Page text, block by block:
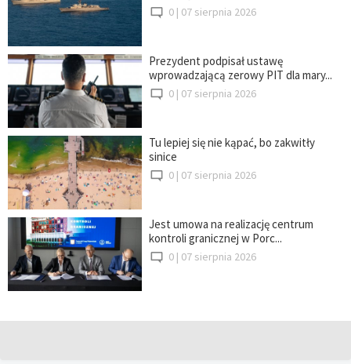
0 | 07 sierpnia 2026
Prezydent podpisał ustawę
wprowadzającą zerowy PIT dla mary...
0 | 07 sierpnia 2026
Tu lepiej się nie kąpać, bo zakwitły
sinice
0 | 07 sierpnia 2026
Jest umowa na realizację centrum
kontroli granicznej w Porc...
0 | 07 sierpnia 2026